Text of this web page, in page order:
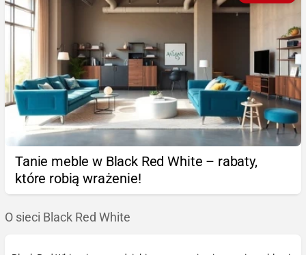
Tanie meble w Black Red White – rabaty,
które robią wrażenie!
O sieci Black Red White